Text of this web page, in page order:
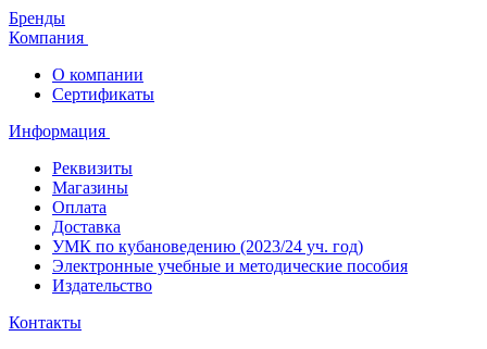
Бренды
Компания
О компании
Сертификаты
Информация
Реквизиты
Магазины
Oплата
Доставка
УМК по кубановедению (2023/24 уч. год)
Электронные учебные и методические пособия
Издательство
Контакты